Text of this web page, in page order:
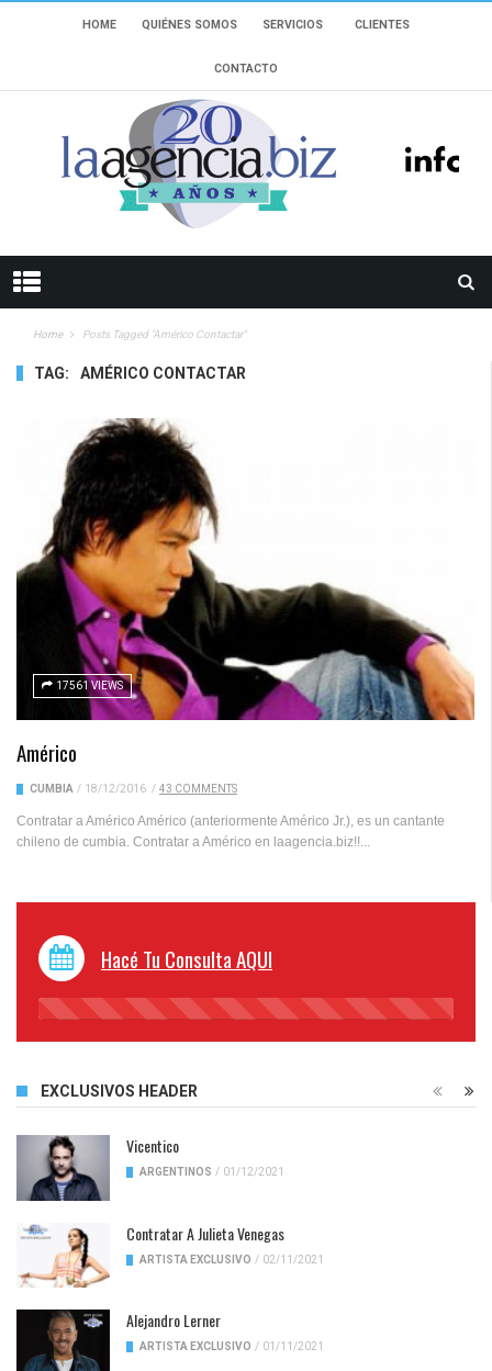
HOME QUIÉNES SOMOS SERVICIOS CLIENTES
CONTACTO
Home Posts Tagged "américo Contactar"
TAG: AMÉRICO CONTACTAR
17561 VIEWS
Américo
CUMBIA / 18/12/2016 / 43 COMMENTS
Contratar a Américo Américo (anteriormente Américo Jr.), es un cantante
chileno de cumbia. Contratar a Américo en laagencia.biz!!...
Hacé Tu Consulta AQUI
45%
EXCLUSIVOS HEADER
Vicentico
ARGENTINOS / 01/12/2021
Contratar A Julieta Venegas
ARTISTA EXCLUSIVO / 02/11/2021
Alejandro Lerner
ARTISTA EXCLUSIVO / 01/11/2021